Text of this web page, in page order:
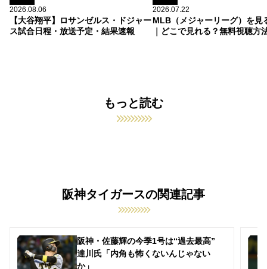
2026.08.06
【大谷翔平】ロサンゼルス・ドジャー
ス試合日程・放送予定・結果速報
2026.07.22
MLB（メジャーリーグ）を見
｜どこで見れる？無料視聴方
もっと読む
阪神タイガースの関連記事
阪神・佐藤輝の今季1号は“過去最高”
達川氏「内角も怖くないんじゃない
か」